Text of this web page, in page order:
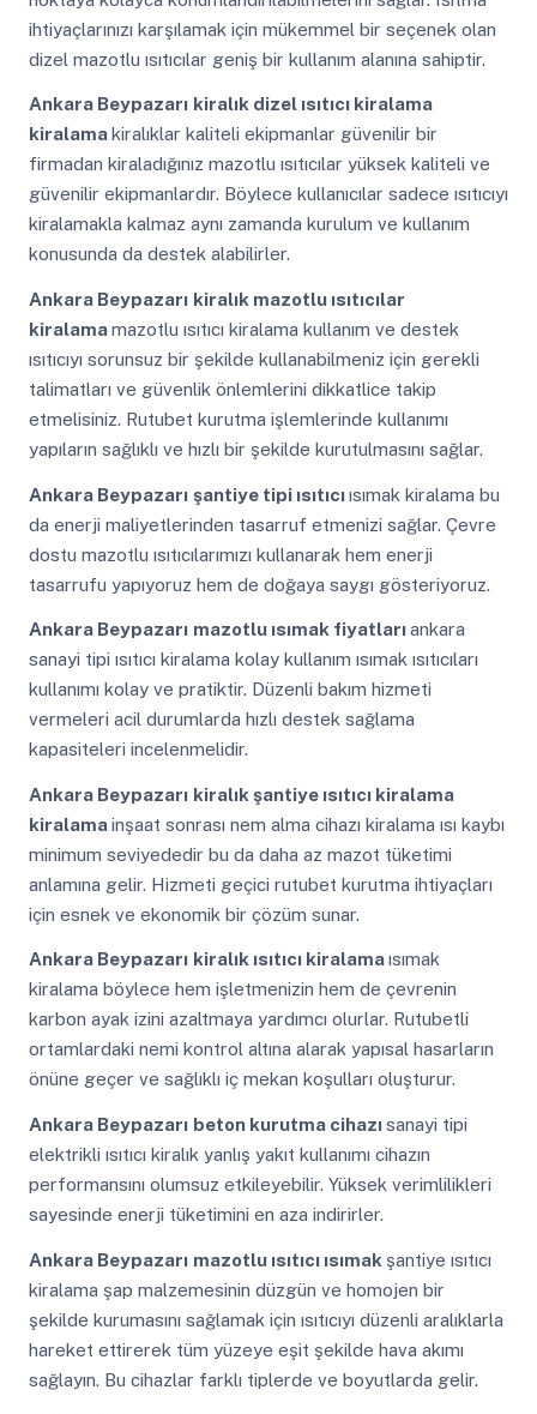
ihtiyaçlarınızı karşılamak için mükemmel bir seçenek olan
dizel mazotlu ısıtıcılar geniş bir kullanım alanına sahiptir.
Ankara Beypazarı kiralık dizel ısıtıcı kiralama
kiralamakiralıklar kaliteli ekipmanlar güvenilir bir
firmadan kiraladığınız mazotlu ısıtıcılar yüksek kaliteli ve
güvenilir ekipmanlardır. Böylece kullanıcılar sadece ısıtıcıyı
kiralamakla kalmaz aynı zamanda kurulum ve kullanım
konusunda da destek alabilirler.
Ankara Beypazarı kiralık mazotlu ısıtıcılar
kiralamamazotlu ısıtıcı kiralama kullanım ve destek
ısıtıcıyı sorunsuz bir şekilde kullanabilmeniz için gerekli
talimatları ve güvenlik önlemlerini dikkatlice takip
etmelisiniz. Rutubet kurutma işlemlerinde kullanımı
yapıların sağlıklı ve hızlı bir şekilde kurutulmasını sağlar.
Ankara Beypazarı şantiye tipi ısıtıcıısımak kiralama bu
da enerji maliyetlerinden tasarruf etmenizi sağlar. Çevre
dostu mazotlu ısıtıcılarımızı kullanarak hem enerji
tasarrufu yapıyoruz hem de doğaya saygı gösteriyoruz.
Ankara Beypazarı mazotlu ısımak fiyatlarıankara
sanayi tipi ısıtıcı kiralama kolay kullanım ısımak ısıtıcıları
kullanımı kolay ve pratiktir. Düzenli bakım hizmeti
vermeleri acil durumlarda hızlı destek sağlama
kapasiteleri incelenmelidir.
Ankara Beypazarı kiralık şantiye ısıtıcı kiralama
kiralamainşaat sonrası nem alma cihazı kiralama ısı kaybı
minimum seviyededir bu da daha az mazot tüketimi
anlamına gelir. Hizmeti geçici rutubet kurutma ihtiyaçları
için esnek ve ekonomik bir çözüm sunar.
Ankara Beypazarı kiralık ısıtıcı kiralamaısımak
kiralama böylece hem işletmenizin hem de çevrenin
karbon ayak izini azaltmaya yardımcı olurlar. Rutubetli
ortamlardaki nemi kontrol altına alarak yapısal hasarların
önüne geçer ve sağlıklı iç mekan koşulları oluşturur.
Ankara Beypazarı beton kurutma cihazısanayi tipi
elektrikli ısıtıcı kiralık yanlış yakıt kullanımı cihazın
performansını olumsuz etkileyebilir. Yüksek verimlilikleri
sayesinde enerji tüketimini en aza indirirler.
Ankara Beypazarı mazotlu ısıtıcı ısımak şantiye ısıtıcı
kiralama şap malzemesinin düzgün ve homojen bir
şekilde kurumasını sağlamak için ısıtıcıyı düzenli aralıklarla
hareket ettirerek tüm yüzeye eşit şekilde hava akımı
sağlayın. Bu cihazlar farklı tiplerde ve boyutlarda gelir.